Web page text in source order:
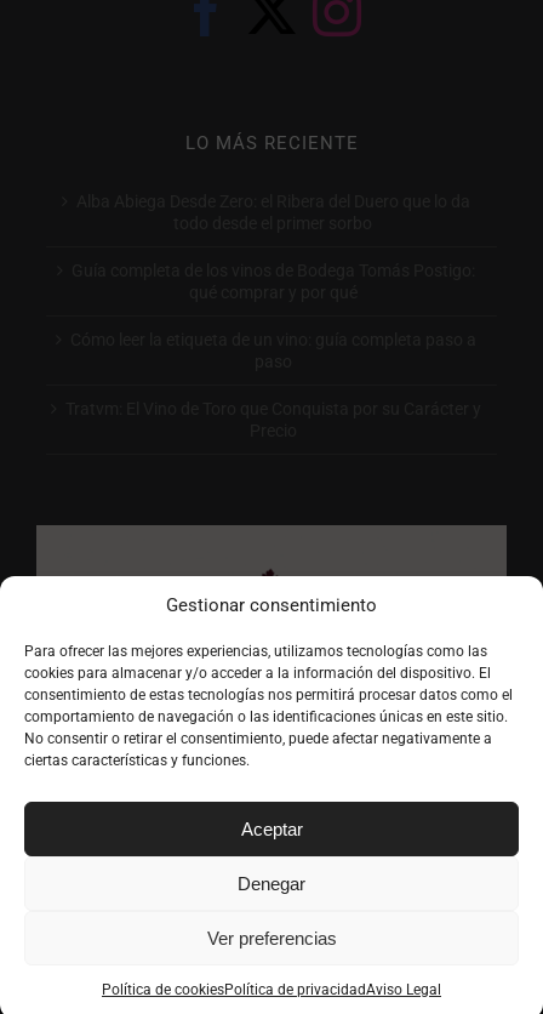
Gestionar consentimiento
Para ofrecer las mejores experiencias, utilizamos tecnologías como las
cookies para almacenar y/o acceder a la información del dispositivo. El
consentimiento de estas tecnologías nos permitirá procesar datos como el
comportamiento de navegación o las identificaciones únicas en este sitio.
No consentir o retirar el consentimiento, puede afectar negativamente a
ciertas características y funciones.
Aceptar
Denegar
Ver preferencias
Política de cookiesPolítica de privacidadAviso Legal
LO MÁS RECIENTE
2026 Vinoteca La Vendimia | Todos los derechos
Política de cookies| Desarrollado porMares Virtuales